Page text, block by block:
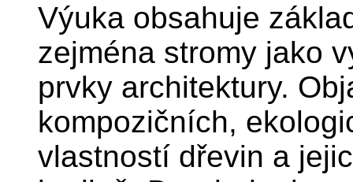
Výuka obsahuje
zejména stromy jako
prvky architektury.
kompozičních,
vlastností dřevin a